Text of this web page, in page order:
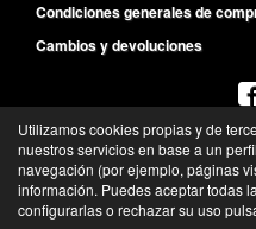
Condiciones generales de
Cambios y devoluciones
922
Ctra. General la Cuesta, 53 - 38320 -
©Radiadores Siete Islas- 2026
Utilizamos cookies propias y de
nuestros servicios en base a un
navegación (por ejemplo, páginas
información. Puedes aceptar todas
configurarlas o rechazar su uso